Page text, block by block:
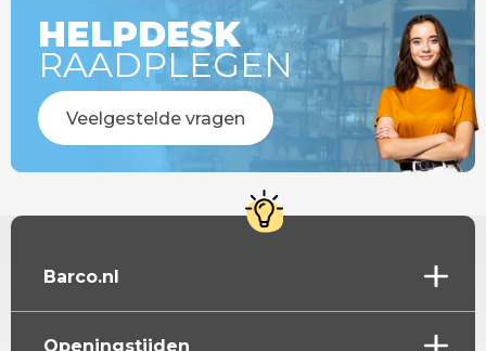
HELPDESK
RAADPLEGEN
Veelgestelde vragen
Barco.nl
Openingstijden